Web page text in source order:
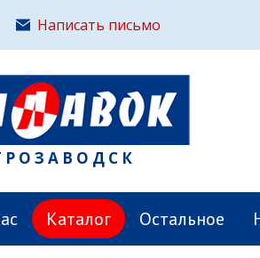
Написать письмо
Каталог Остальное